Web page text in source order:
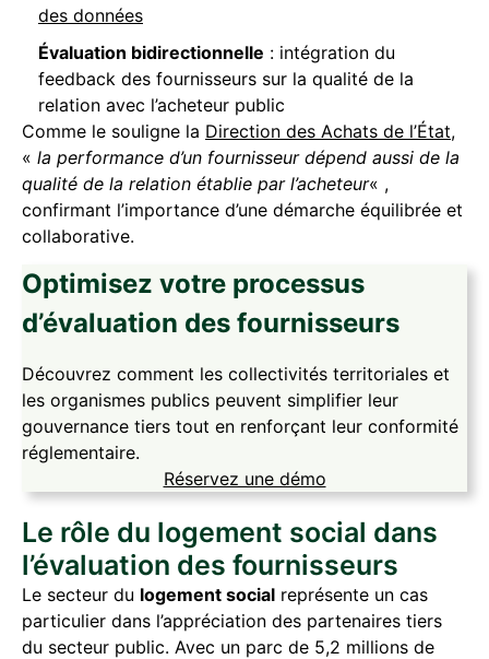
des données
Évaluation bidirectionnelle : intégration du
feedback des fournisseurs sur la qualité de la
relation avec l’acheteur public
Comme le souligne la Direction des Achats de l’État,
« la performance d’un fournisseur dépend aussi de la
qualité de la relation établie par l’acheteur« ,
confirmant l’importance d’une démarche équilibrée et
collaborative.
Optimisez votre processus
d’évaluation des fournisseurs
Découvrez comment les collectivités territoriales et
les organismes publics peuvent simplifier leur
gouvernance tiers tout en renforçant leur conformité
réglementaire.
Réservez une démo
Le rôle du logement social dans
l’évaluation des fournisseurs
Le secteur du logement social représente un cas
particulier dans l’appréciation des partenaires tiers
du secteur public. Avec un parc de 5,2 millions de